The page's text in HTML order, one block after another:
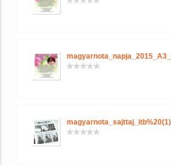
magyarnota_sajttaj_itb%20(1)